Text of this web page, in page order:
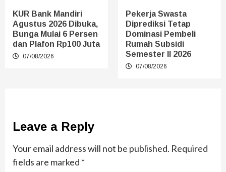
KUR Bank Mandiri
Agustus 2026 Dibuka,
Bunga Mulai 6 Persen
dan Plafon Rp100 Juta
07/08/2026
Pekerja Swasta
Diprediksi Tetap
Dominasi Pembeli
Rumah Subsidi
Semester II 2026
07/08/2026
Leave a Reply
Your email address will not be published. Required
fields are marked *